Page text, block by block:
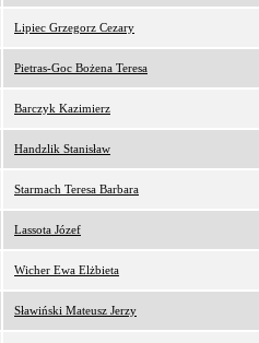
Lipiec Grzegorz Cezary
Pietras-Goc Bożena Teresa
Barczyk Kazimierz
Handzlik Stanisław
Starmach Teresa Barbara
Lassota Józef
Wicher Ewa Elżbieta
Sławiński Mateusz Jerzy